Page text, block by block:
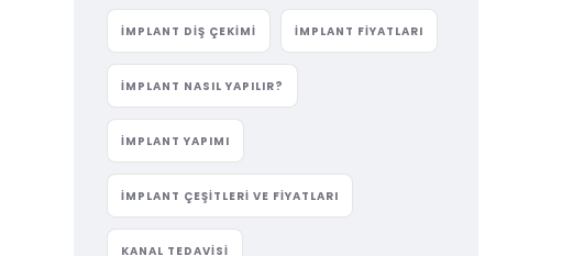
IMPLANT DIŞ ÇEKIMI IMPLANT FIYATLARI
IMPLANT NASIL YAPILIR?
IMPLANT YAPIMI
IMPLANT ÇEŞITLERI VE FIYATLARI
KANAL TEDAVISI